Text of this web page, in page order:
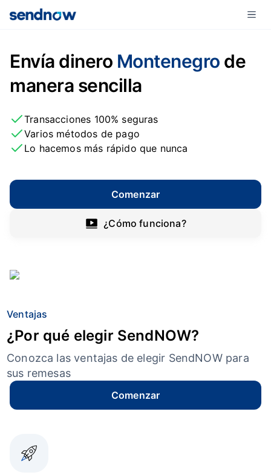
Envía dinero Montenegro de
manera sencilla
Transacciones 100% seguras
Varios métodos de pago
Lo hacemos más rápido que nunca
Comenzar
¿Cómo funciona?
Ventajas
¿Por qué elegir SendNOW?
Conozca las ventajas de elegir SendNOW para
sus remesas
Comenzar